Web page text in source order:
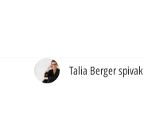
Talia Berger spivak